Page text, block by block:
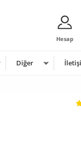
Hesap
Diğer